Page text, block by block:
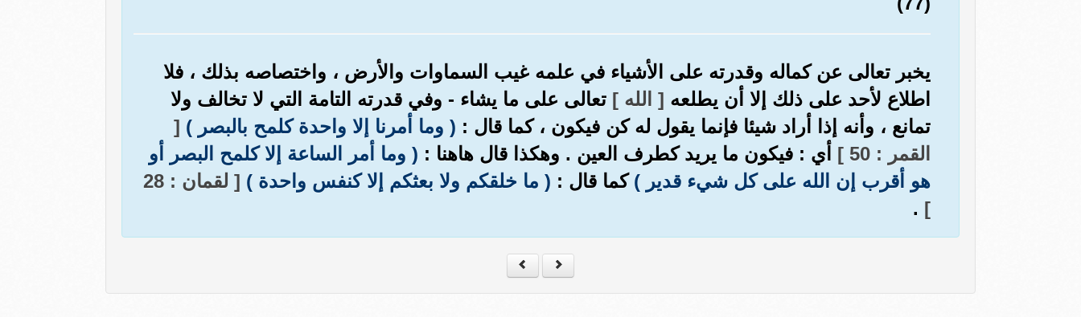
يخبر تعالى عن كماله وقدرته على الأشياء في علمه غيب السماوات والأرض ، واختصاصه بذلك ، فلا
اطلاع لأحد على ذلك إلا أن يطلعه [ الله ] تعالى على ما يشاء - وفي قدرته التامة التي لا تخالف ولا
تمانع ، وأنه إذا أراد شيئا فإنما يقول له كن فيكون ، كما قال : ( وما أمرنا إلا واحدة كلمح بالبصر ) [
القمر : 50 ]
أي : فيكون ما يريد كطرف العين . وهكذا قال هاهنا : ( وما أمر الساعة إلا كلمح البصر أو
هو أقرب إن الله على كل شيء قدير ) كما قال : ( ما خلقكم ولا بعثكم إلا كنفس واحدة )
[ لقمان : 28
]
.